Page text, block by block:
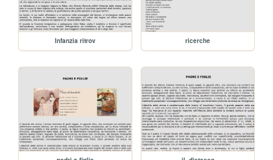
Infanzia ritrov ricerche